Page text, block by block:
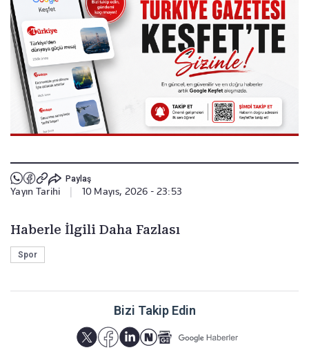
Paylaş
Yayın Tarihi 10 Mayıs, 2026 - 23:53
Haberle İlgili Daha Fazlası
Spor
Bizi Takip Edin